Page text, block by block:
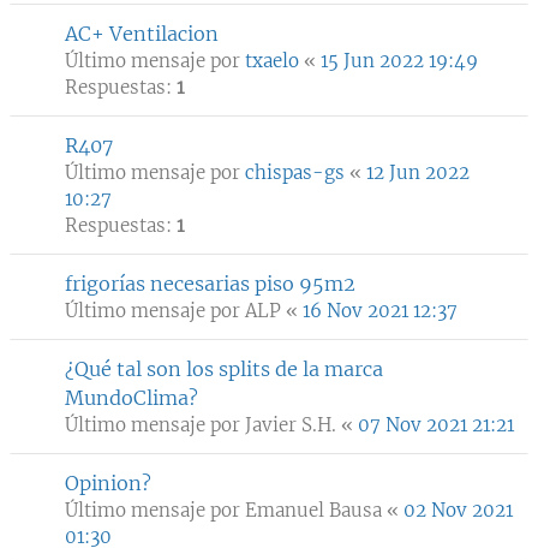
AC+ Ventilacion
Último mensaje por txaelo « 15 Jun 2022 19:49
Respuestas: 1
R407
Último mensaje por chispas-gs « 12 Jun 2022
10:27
Respuestas: 1
frigorías necesarias piso 95m2
Último mensaje por ALP « 16 Nov 2021 12:37
¿Qué tal son los splits de la marca
MundoClima?
Último mensaje por Javier S.H. « 07 Nov 2021 21:21
Opinion?
Último mensaje por Emanuel Bausa « 02 Nov 2021
01:30